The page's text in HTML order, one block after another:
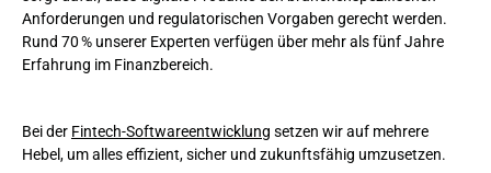
Anforderungen und regulatorischen Vorgaben gerecht werden.
Rund 70 % unserer Experten verfügen über mehr als fünf Jahre
Erfahrung im Finanzbereich.
Bei der Fintech-Softwareentwicklung setzen wir auf mehrere
Hebel, um alles effizient, sicher und zukunftsfähig umzusetzen.